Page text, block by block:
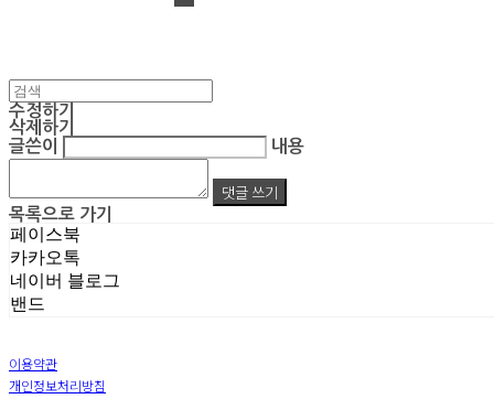
수정하기
삭제하기
글쓴이
내용
댓글 쓰기
목록으로 가기
페이스북
카카오톡
네이버 블로그
밴드
이용약관
개인정보처리방침